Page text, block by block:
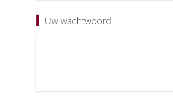
Uw wachtwoord